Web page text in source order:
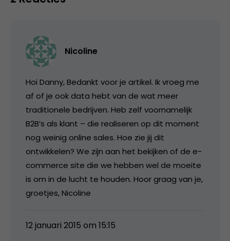
Nicoline
Hoi Danny, Bedankt voor je artikel. Ik vroeg me
af of je ook data hebt van de wat meer
traditionele bedrijven. Heb zelf voornamelijk
B2B’s als klant – die realiseren op dit moment
nog weinig online sales. Hoe zie jij dit
ontwikkelen? We zijn aan het bekijken of de e-
commerce site die we hebben wel de moeite
is om in de lucht te houden. Hoor graag van je,
groetjes, Nicoline
12 januari 2015 om 15:15